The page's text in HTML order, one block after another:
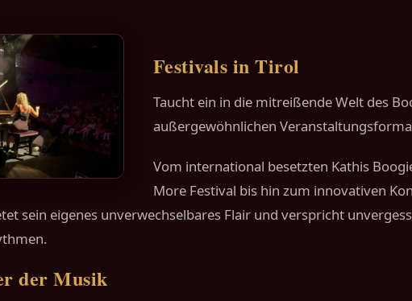
Festivals in Tirol
Taucht ein in die mitreißende Welt des
außergewöhnlichen
Vom international besetzten Kathis
More Festival bis hin zum innovativen
sein eigenes unverwechselbares Flair und verspricht
der Musik